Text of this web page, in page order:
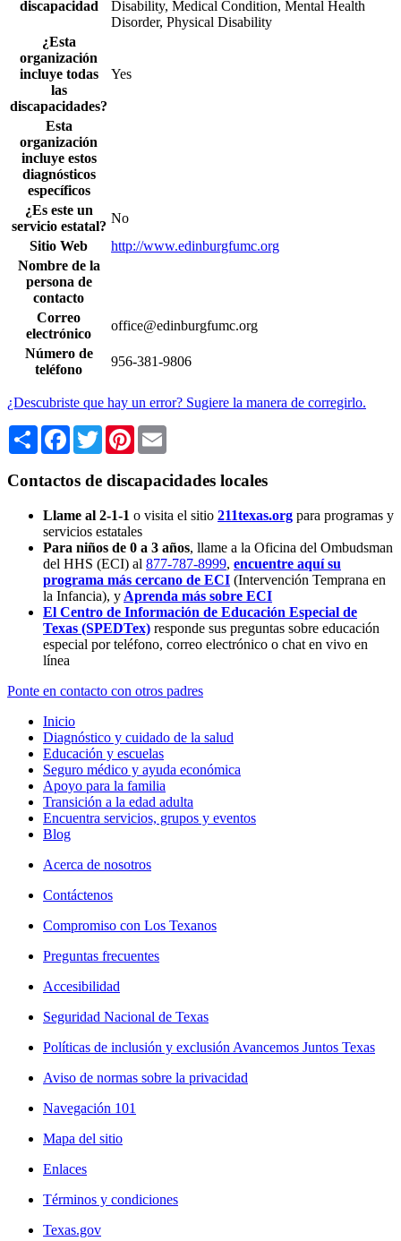
discapacidad
Disability, Medical Condition, Mental Health
Disorder, Physical Disability
¿Esta
organización
incluye todas
las
discapacidades?
Yes
Esta
organización
incluye estos
diagnósticos
específicos
¿Es este un
servicio estatal?
No
Sitio Web
http://www.edinburgfumc.org
Nombre de la
persona de
contacto
Correo
electrónico
office@edinburgfumc.org
Número de
teléfono
956-381-9806
¿Descubriste que hay un error? Sugiere la manera de corregirlo.
Share Facebook
TwitterPinterest
Contactos de discapacidades locales
Llame al 2-1-1 o visita el sitio 211texas.org para programas y
servicios estatales
Para niños de 0 a 3 años, llame a la Oficina del Ombudsman
del HHS (ECI) al 877-787-8999, encuentre aquí su
programa más cercano de ECI (Intervención Temprana en
la Infancia), y Aprenda más sobre ECI
El Centro de Información de Educación Especial de
Texas (SPEDTex) responde sus preguntas sobre educación
especial por teléfono, correo electrónico o chat en vivo en
línea
Ponte en contacto con otros padres
Inicio
Diagnóstico y cuidado de la salud
Educación y escuelas
Seguro médico y ayuda económica
Apoyo para la familia
Transición a la edad adulta
Encuentra servicios, grupos y eventos
Blog
Acerca de nosotros
Contáctenos
Compromiso con Los Texanos
Preguntas frecuentes
Accesibilidad
Seguridad Nacional de Texas
Políticas de inclusión y exclusión Avancemos Juntos Texas
Aviso de normas sobre la privacidad
Navegación 101
Mapa del sitio
Enlaces
Términos y condiciones
Texas.gov